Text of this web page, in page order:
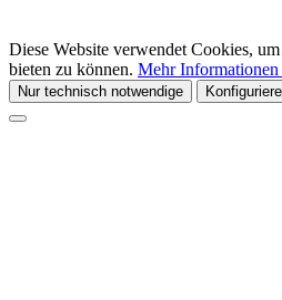
Diese Website verwendet Cookies,
bieten zu können. Mehr Informationen
Nur technisch notwendige